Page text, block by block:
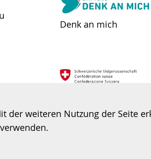
Denk an mich
der weiteren Nutzung der Seite